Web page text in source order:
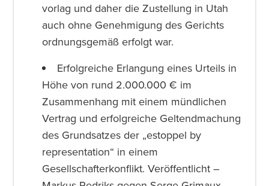
vorlag und daher die Zustellung in Utah
auch ohne Genehmigung des Gerichts
ordnungsgemäß erfolgt war.
Erfolgreiche Erlangung eines Urteils in
Höhe von rund 2.000.000 € im
Zusammenhang mit einem mündlichen
Vertrag und erfolgreiche Geltendmachung
des Grundsatzes der „estoppel by
representation“ in einem
Gesellschafterkonflikt. Veröffentlicht –